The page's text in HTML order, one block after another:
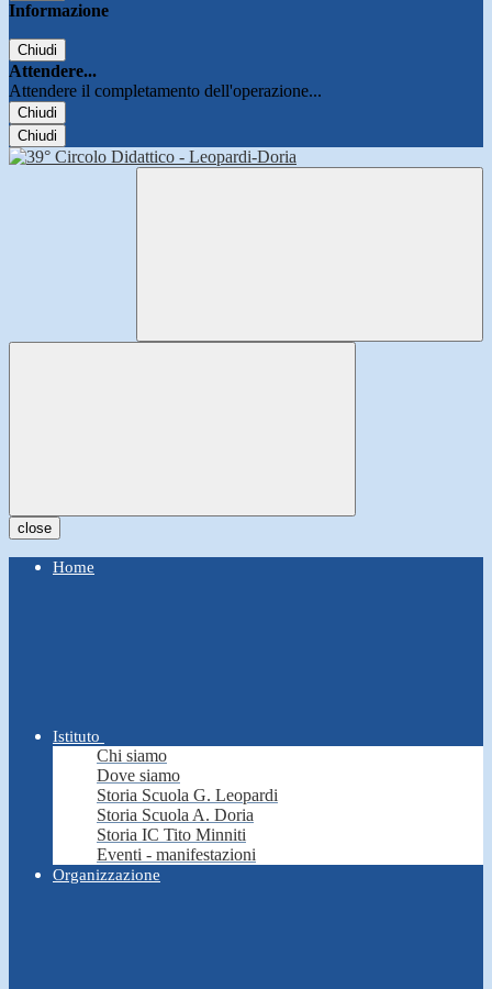
Informazione
Chiudi
Attendere...
Attendere il completamento dell'operazione...
Chiudi
Chiudi
close
Home
Istituto
Chi siamo
Dove siamo
Storia Scuola G. Leopardi
Storia Scuola A. Doria
Storia IC Tito Minniti
Eventi - manifestazioni
Organizzazione